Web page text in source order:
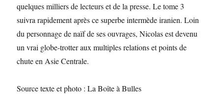
quelques milliers de lecteurs et de la presse. Le tome 3
suivra rapidement après ce superbe intermède iranien. Loin
du personnage de naïf de ses ouvrages, Nicolas est devenu
un vrai globe-trotter aux multiples relations et points de
chute en Asie Centrale.
Source texte et photo : La Boîte à Bulles